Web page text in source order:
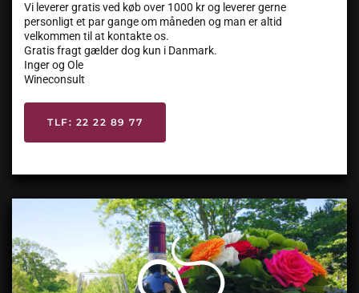
Vi leverer gratis ved køb over 1000 kr og leverer gerne
personligt et par gange om måneden og man er altid
velkommen til at kontakte os.
Gratis fragt gælder dog kun i Danmark.
Inger og Ole
Wineconsult
TLF: 22 22 89 77